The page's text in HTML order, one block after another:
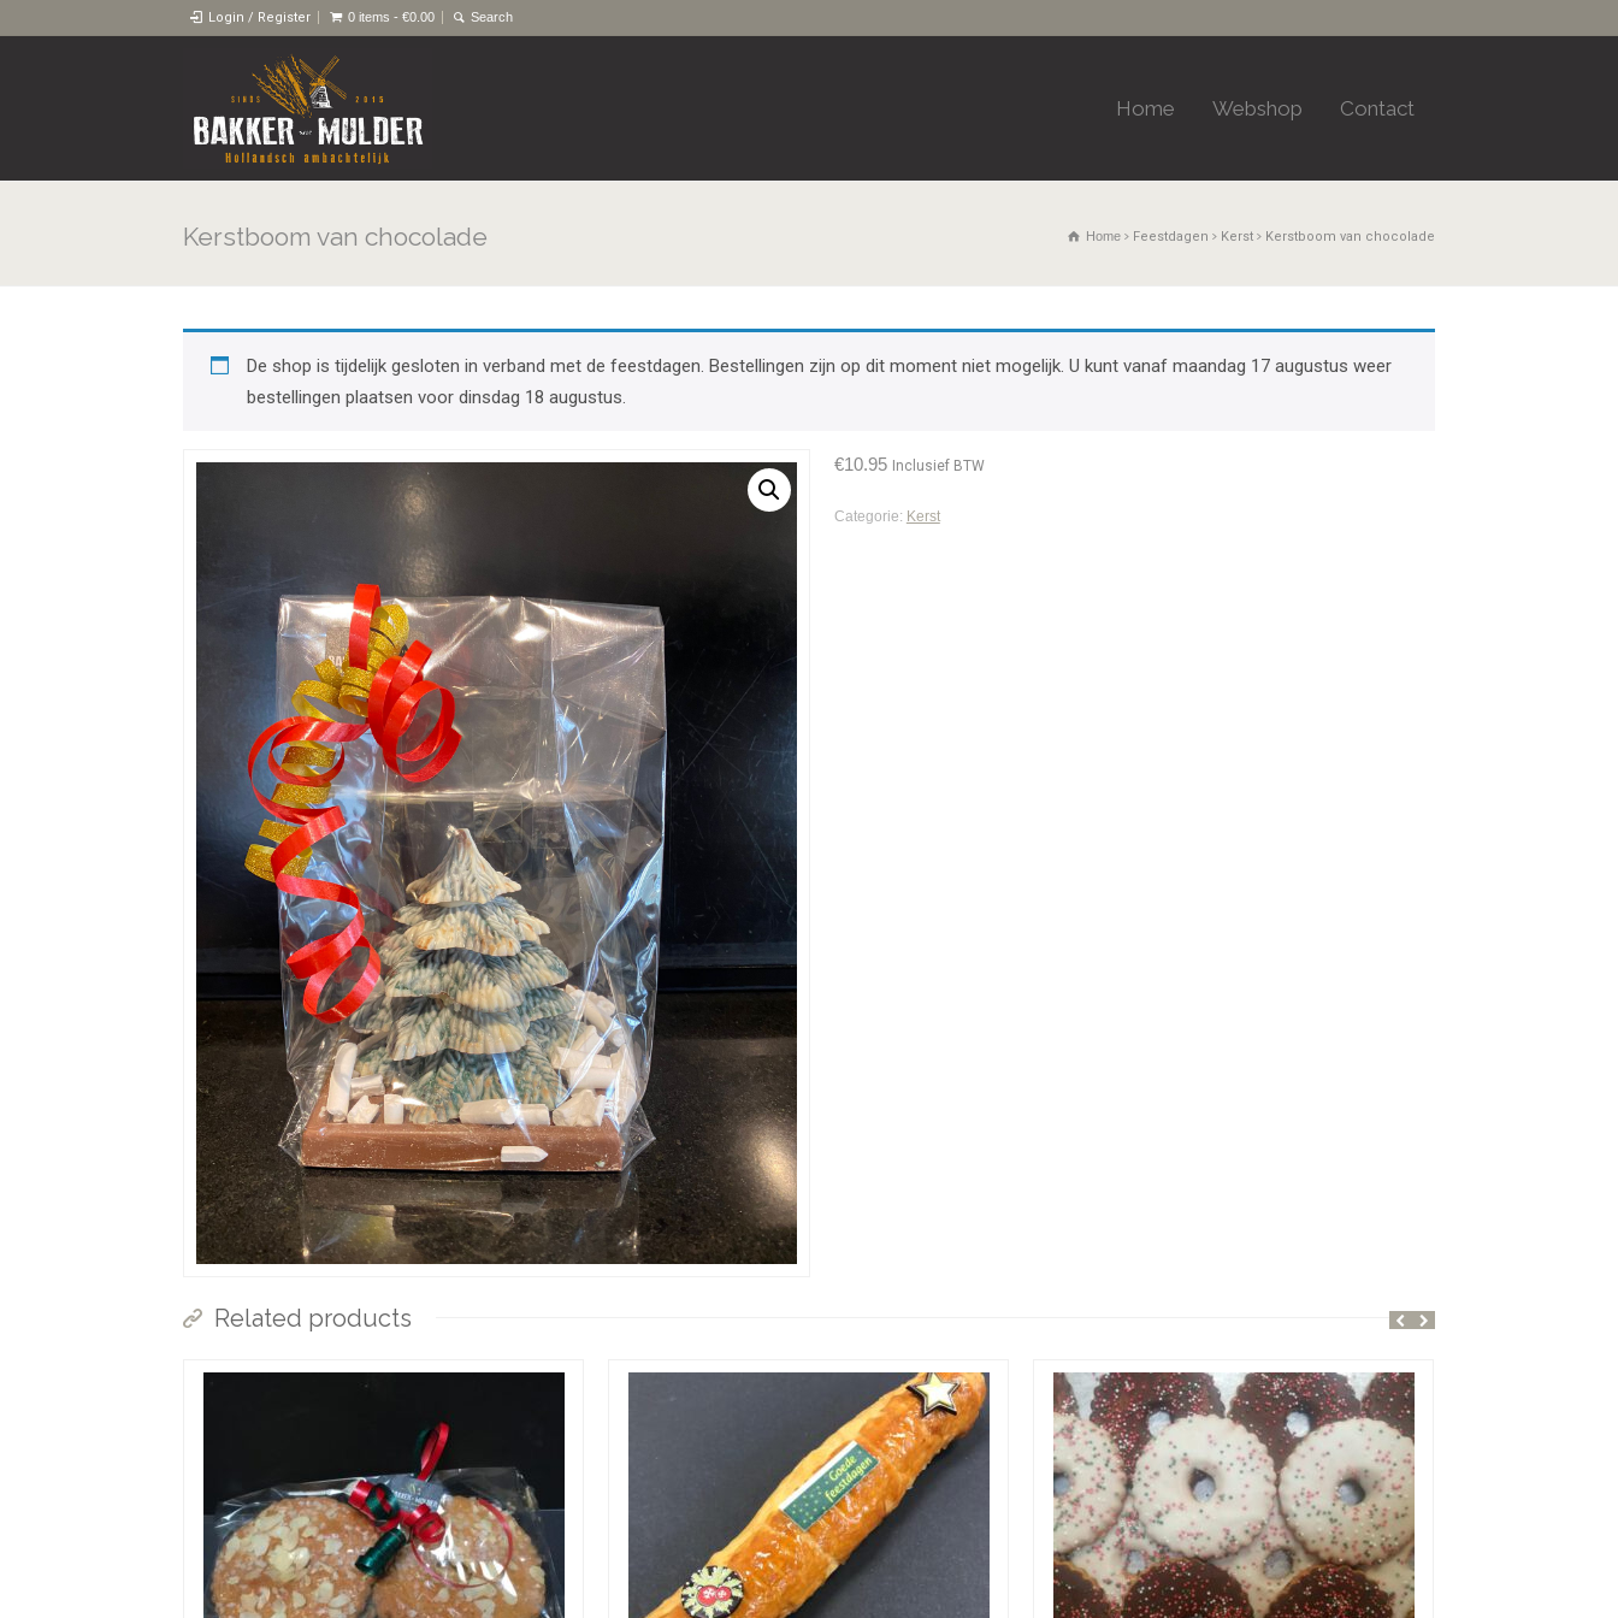
Login / Register 0 items - €0.00
Home Webshop Contact
Kerstboom van chocolade Home Feestdagen Kerst Kerstboom van chocolade
De shop is tijdelijk gesloten in verband met de feestdagen. Bestellingen zijn op dit moment niet mogelijk. U kunt vanaf maandag 17 augustus weer
bestellingen plaatsen voor dinsdag 18 augustus.
€10.95 Inclusief BTW
Categorie: Kerst
Related products